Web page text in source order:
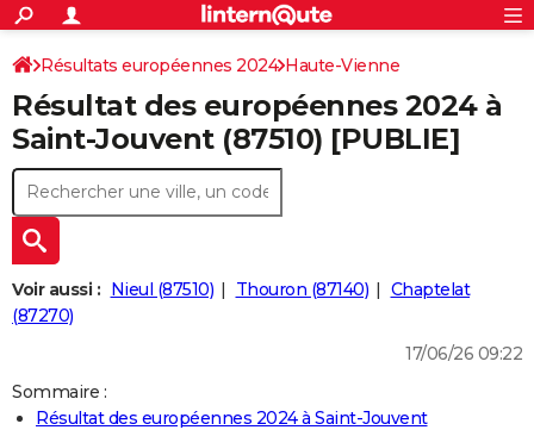
ACTUALITÉS
Politique
Société
Faits Divers
Education
Monde
Villes
+
SPORT
Coupe du monde 2026
Football
Tennis
Cyclisme
Rugby
Forum
CULTURE
Programme TV
TNT
Streaming
Cinéma
Sorties cinéma
Musique
+
FINANCE
Retraite
Impôts
Epargne
Immobilier
Risques naturels par ville
Banque
Assurance
Crédit
AUTO
Essais
Réserver un essai
Citadines
Berlines
SUV
Forum auto
+
HIGH-TECH
Mobiles
Meilleur smartphone
Internet
Ordinateurs
Jeux vidéo
Guide high-tech
+
BRICOLAGE
Guides de France
Escapades
Patrimoine
Expositions
Musées
Week-end nature
LIFESTYLE
S'inscrire
Connexion
Résultats européennes 2024 Haute-Vienne
Résultat des européennes 2024 à
Saint-Jouvent (87510) [PUBLIE]
Voir aussi : Nieul (87510) Thouron (87140)
Chaptelat
(87270)
17/06/26 09:22
Sommaire :
Résultat des européennes 2024 à Saint-Jouvent